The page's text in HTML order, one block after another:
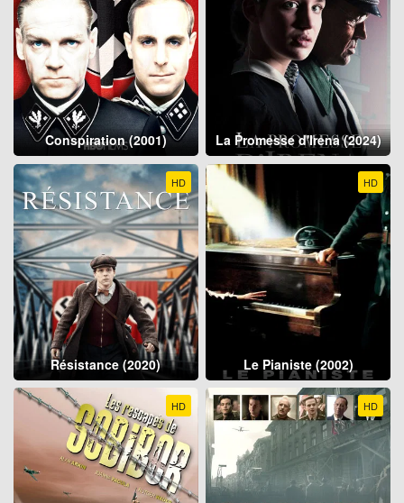
Conspiration (2001) La Promesse d'Irena (2024)
HD
Résistance (2020)
HD
Le Pianiste (2002)
HD HD